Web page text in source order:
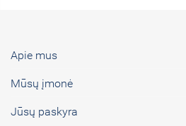
Apie mus
Mūsų įmonė
Jūsų paskyra